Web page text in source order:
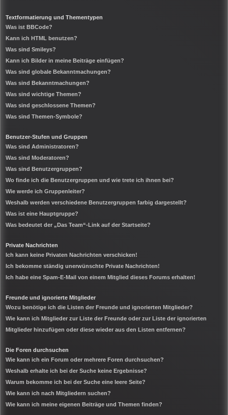
Textformatierung und Thementypen
Was ist BBCode?
Kann ich HTML benutzen?
Was sind Smileys?
Kann ich Bilder in meine Beiträge einfügen?
Was sind globale Bekanntmachungen?
Was sind Bekanntmachungen?
Was sind wichtige Themen?
Was sind geschlossene Themen?
Was sind Themen-Symbole?
Benutzer-Stufen und Gruppen
Was sind Administratoren?
Was sind Moderatoren?
Was sind Benutzergruppen?
Wo finde ich die Benutzergruppen und wie trete ich ihnen bei?
Wie werde ich Gruppenleiter?
Weshalb werden verschiedene Benutzergruppen farbig dargestellt?
Was ist eine Hauptgruppe?
Was bedeutet der „Das Team“-Link auf der Startseite?
Private Nachrichten
Ich kann keine Privaten Nachrichten verschicken!
Ich bekomme ständig unerwünschte Private Nachrichten!
Ich habe eine Spam-E-Mail von einem Mitglied dieses Forums erhalten!
Freunde und ignorierte Mitglieder
Wozu benötige ich die Listen der Freunde und ignorierten Mitglieder?
Wie kann ich Mitglieder zur Liste der Freunde oder zur Liste der ignorierten
Mitglieder hinzufügen oder diese wieder aus den Listen entfernen?
Die Foren durchsuchen
Wie kann ich ein Forum oder mehrere Foren durchsuchen?
Weshalb erhalte ich bei der Suche keine Ergebnisse?
Warum bekomme ich bei der Suche eine leere Seite?
Wie kann ich nach Mitgliedern suchen?
Wie kann ich meine eigenen Beiträge und Themen finden?